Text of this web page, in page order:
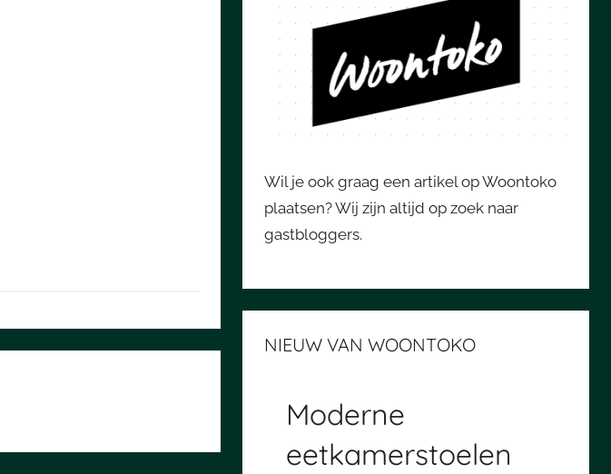
Wil je ook graag een artikel op Woontoko
plaatsen? Wij zijn altijd op zoek naar
gastbloggers.
NIEUW VAN WOONTOKO
Moderne
eetkamerstoelen